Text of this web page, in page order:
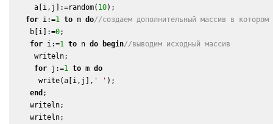
     a[i,j]:=random(
10);
for i:=1 to m do//создаем дополнительный массив в
    b[i]:=
0;
for i:=1 to n do begin//выводим исходный массив
     writeln;
for j:=1 to m do
      write(a[i,j],
' ' );
end ;
    writeln;
    writeln;